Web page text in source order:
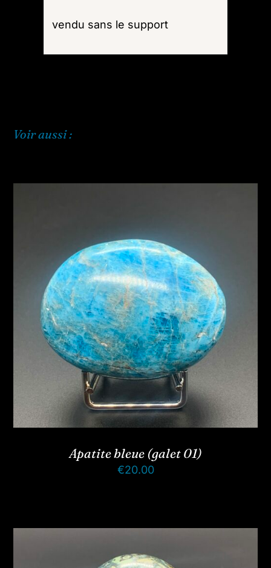
vendu sans le support
Voir aussi :
Apatite bleue (galet 01)
€20.00